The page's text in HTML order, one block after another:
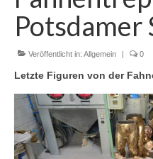
Youtube
Links
Blog
Kontakt
Potsdamer
Veröffentlicht in: Allgemein | 0
Letzte Figuren von der